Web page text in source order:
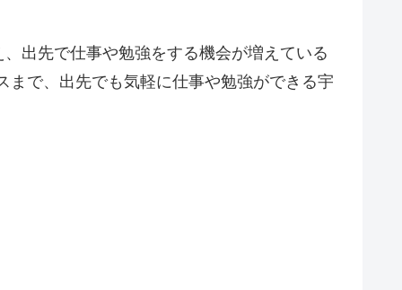
出先で仕事や勉強をする機会が増えている
で、出先でも気軽に仕事や勉強ができる宇